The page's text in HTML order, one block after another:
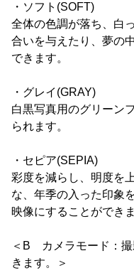
・ソフト(SOFT)
全体の色調が落ち、白
合いを与えたり、夢の
できます。
・グレイ(GRAY)
白黒写真用のグリーン
られます。
・セピア(SEPIA)
彩度を減らし、明度を
な、年季の入った印象
映像にすることができま
＜B カメラモード：撮
きます。＞